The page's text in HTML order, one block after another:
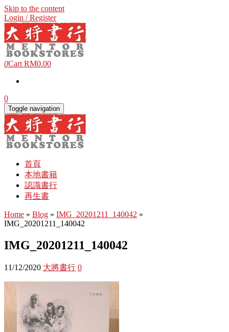
Skip to the content
Login / Register
0Cart RM0.00
0
Toggle navigation
首頁
本地書籍
認識書行
再生書
Home » Blog » IMG_20201211_140042 »
IMG_20201211_140042
IMG_20201211_140042
11/12/2020 大將書行 0